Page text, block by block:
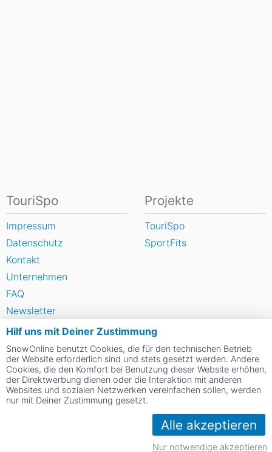
Hilf uns mit Deiner Zustimmung
SnowOnline benutzt Cookies, die für den technischen Betrieb
der Website erforderlich sind und stets gesetzt werden. Andere
Cookies, die den Komfort bei Benutzung dieser Website erhöhen,
der Direktwerbung dienen oder die Interaktion mit anderen
Websites und sozialen Netzwerken vereinfachen sollen, werden
nur mit Deiner Zustimmung gesetzt.
Alle akzeptieren
Nur notwendige akzeptieren
TouriSpo
Impressum
Datenschutz
Kontakt
Unternehmen
FAQ
Newsletter
Widget
Umfragen
Skigebiet bewerten
Projekte
TouriSpo
SportFits
Social Web